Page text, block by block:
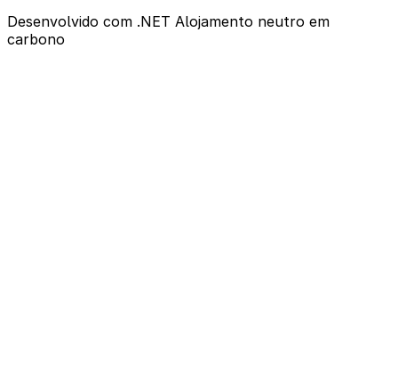
Desenvolvido com .NET Alojamento neutro em
carbono